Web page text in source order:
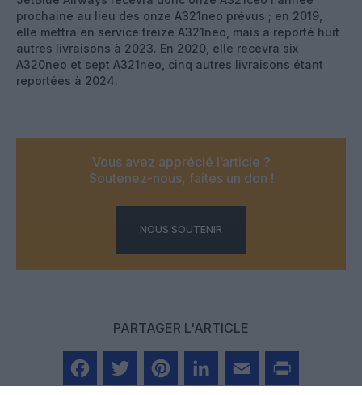
prochaine au lieu des onze A321neo prévus ; en 2019,
elle mettra en service treize A321neo, mais a reporté huit
autres livraisons à 2023. En 2020, elle recevra six
A320neo et sept A321neo, cinq autres livraisons étant
reportées à 2024.
Vous avez apprécié l’article ?
Soutenez-nous, faites un don !
NOUS SOUTENIR
PARTAGER L'ARTICLE